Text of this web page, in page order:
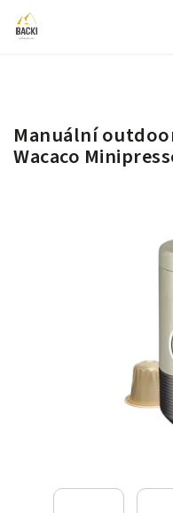
Manuální
Wacaco